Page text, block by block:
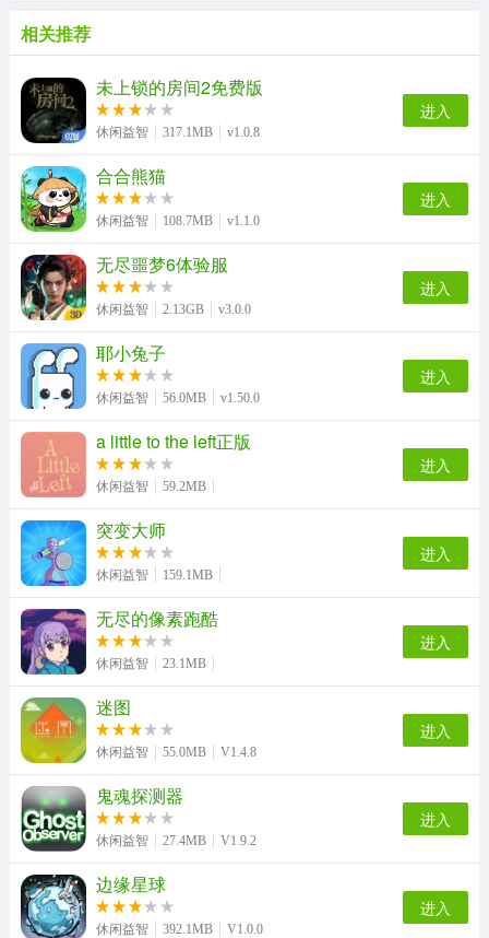
相关推荐
未上锁的房间2免费版
休闲益智 317.1MB v1.0.8
进入
合合熊猫
休闲益智 108.7MB v1.1.0
进入
无尽噩梦6体验服
休闲益智 2.13GB v3.0.0
进入
耶小兔子
休闲益智 56.0MB v1.50.0
进入
a little to the left正版
休闲益智 59.2MB
进入
突变大师
休闲益智 159.1MB
进入
无尽的像素跑酷
休闲益智 23.1MB
进入
迷图
休闲益智 55.0MB V1.4.8
进入
鬼魂探测器
休闲益智 27.4MB V1.9.2
进入
边缘星球
休闲益智 392.1MB V1.0.0
进入